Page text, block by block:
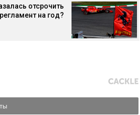
отсрочить
на год?